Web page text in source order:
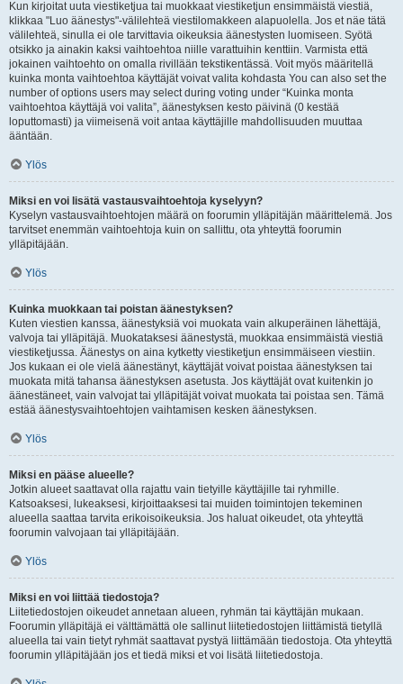
Kun kirjoitat uuta viestiketjua tai muokkaat viestiketjun ensimmäistä viestiä,
klikkaa "Luo äänestys"-välilehteä viestilomakkeen alapuolella. Jos et näe tätä
välilehteä, sinulla ei ole tarvittavia oikeuksia äänestysten luomiseen. Syötä
otsikko ja ainakin kaksi vaihtoehtoa niille varattuihin kenttiin. Varmista että
jokainen vaihtoehto on omalla rivillään tekstikentässä. Voit myös määritellä
kuinka monta vaihtoehtoa käyttäjät voivat valita kohdasta You can also set the
number of options users may select during voting under “Kuinka monta
vaihtoehtoa käyttäjä voi valita”, äänestyksen kesto päivinä (0 kestää
loputtomasti) ja viimeisenä voit antaa käyttäjille mahdollisuuden muuttaa
ääntään.
Ylös
Miksi en voi lisätä vastausvaihtoehtoja kyselyyn?
Kyselyn vastausvaihtoehtojen määrä on foorumin ylläpitäjän määrittelemä. Jos
tarvitset enemmän vaihtoehtoja kuin on sallittu, ota yhteyttä foorumin
ylläpitäjään.
Ylös
Kuinka muokkaan tai poistan äänestyksen?
Kuten viestien kanssa, äänestyksiä voi muokata vain alkuperäinen lähettäjä,
valvoja tai ylläpitäjä. Muokataksesi äänestystä, muokkaa ensimmäistä viestiä
viestiketjussa. Äänestys on aina kytketty viestiketjun ensimmäiseen viestiin.
Jos kukaan ei ole vielä äänestänyt, käyttäjät voivat poistaa äänestyksen tai
muokata mitä tahansa äänestyksen asetusta. Jos käyttäjät ovat kuitenkin jo
äänestäneet, vain valvojat tai ylläpitäjät voivat muokata tai poistaa sen. Tämä
estää äänestysvaihtoehtojen vaihtamisen kesken äänestyksen.
Ylös
Miksi en pääse alueelle?
Jotkin alueet saattavat olla rajattu vain tietyille käyttäjille tai ryhmille.
Katsoaksesi, lukeaksesi, kirjoittaaksesi tai muiden toimintojen tekeminen
alueella saattaa tarvita erikoisoikeuksia. Jos haluat oikeudet, ota yhteyttä
foorumin valvojaan tai ylläpitäjään.
Ylös
Miksi en voi liittää tiedostoja?
Liitetiedostojen oikeudet annetaan alueen, ryhmän tai käyttäjän mukaan.
Foorumin ylläpitäjä ei välttämättä ole sallinut liitetiedostojen liittämistä tietyllä
alueella tai vain tietyt ryhmät saattavat pystyä liittämään tiedostoja. Ota yhteyttä
foorumin ylläpitäjään jos et tiedä miksi et voi lisätä liitetiedostoja.